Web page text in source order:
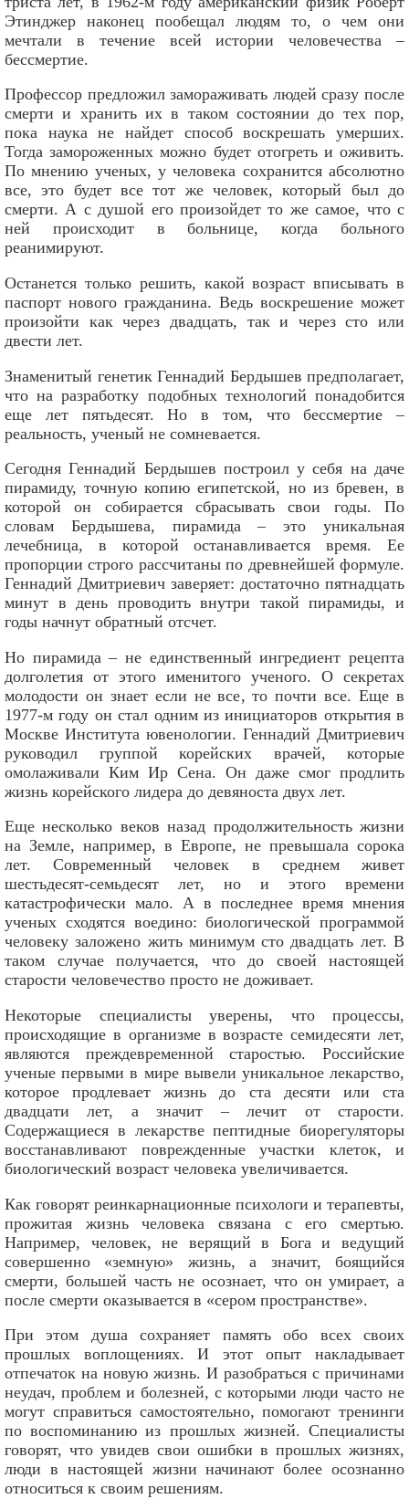
Этинджер наконец пообещал людям то, о чем они
мечтали в течение всей истории человечества –
бессмертие.
Профессор предложил замораживать людей сразу после
смерти и хранить их в таком состоянии до тех пор,
пока наука не найдет способ воскрешать умерших.
Тогда замороженных можно будет отогреть и оживить.
По мнению ученых, у человека сохранится абсолютно
все, это будет все тот же человек, который был до
смерти. А с душой его произойдет то же самое, что с
ней происходит в больнице, когда больного
реанимируют.
Останется только решить, какой возраст вписывать в
паспорт нового гражданина. Ведь воскрешение может
произойти как через двадцать, так и через сто или
двести лет.
Знаменитый генетик Геннадий Бердышев предполагает,
что на разработку подобных технологий понадобится
еще лет пятьдесят. Но в том, что бессмертие –
реальность, ученый не сомневается.
Сегодня Геннадий Бердышев построил у себя на даче
пирамиду, точную копию египетской, но из бревен, в
которой он собирается сбрасывать свои годы. По
словам Бердышева, пирамида – это уникальная
лечебница, в которой останавливается время. Ее
пропорции строго рассчитаны по древнейшей формуле.
Геннадий Дмитриевич заверяет: достаточно пятнадцать
минут в день проводить внутри такой пирамиды, и
годы начнут обратный отсчет.
Но пирамида – не единственный ингредиент рецепта
долголетия от этого именитого ученого. О секретах
молодости он знает если не все, то почти все. Еще в
1977-м году он стал одним из инициаторов открытия в
Москве Института ювенологии. Геннадий Дмитриевич
руководил группой корейских врачей, которые
омолаживали Ким Ир Сена. Он даже смог продлить
жизнь корейского лидера до девяноста двух лет.
Еще несколько веков назад продолжительность жизни
на Земле, например, в Европе, не превышала сорока
лет. Современный человек в среднем живет
шестьдесят-семьдесят лет, но и этого времени
катастрофически мало. А в последнее время мнения
ученых сходятся воедино: биологической программой
человеку заложено жить минимум сто двадцать лет. В
таком случае получается, что до своей настоящей
старости человечество просто не доживает.
Некоторые специалисты уверены, что процессы,
происходящие в организме в возрасте семидесяти лет,
являются преждевременной старостью. Российские
ученые первыми в мире вывели уникальное лекарство,
которое продлевает жизнь до ста десяти или ста
двадцати лет, а значит – лечит от старости.
Содержащиеся в лекарстве пептидные биорегуляторы
восстанавливают поврежденные участки клеток, и
биологический возраст человека увеличивается.
Как говорят реинкарнационные психологи и терапевты,
прожитая жизнь человека связана с его смертью.
Например, человек, не верящий в Бога и ведущий
совершенно «земную» жизнь, а значит, боящийся
смерти, большей часть не осознает, что он умирает, а
после смерти оказывается в «сером пространстве».
При этом душа сохраняет память обо всех своих
прошлых воплощениях. И этот опыт накладывает
отпечаток на новую жизнь. И разобраться с причинами
неудач, проблем и болезней, с которыми люди часто не
могут справиться самостоятельно, помогают тренинги
по воспоминанию из прошлых жизней. Специалисты
говорят, что увидев свои ошибки в прошлых жизнях,
люди в настоящей жизни начинают более осознанно
относиться к своим решениям.